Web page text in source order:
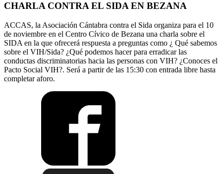
CHARLA CONTRA EL SIDA EN BEZANA
ACCAS, la Asociación Cántabra contra el Sida organiza para el 10
de noviembre en el Centro Cívico de Bezana una charla sobre el
SIDA en la que ofrecerá respuesta a preguntas como ¿ Qué sabemos
sobre el VIH/Sida? ¿Qué podemos hacer para erradicar las
conductas discriminatorias hacia las personas con VIH? ¿Conoces el
Pacto Social VIH?. Será a partir de las 15:30 con entrada libre hasta
completar aforo.